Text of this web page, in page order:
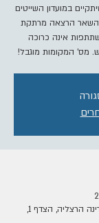
במועדון השייטים
השאר הרצאה מרתקת
אינה כרוכה
מס' המקומות מוגבל!
מועדון השייטים, בניין מנהלה מרינה הרצליה, הצדף 1,